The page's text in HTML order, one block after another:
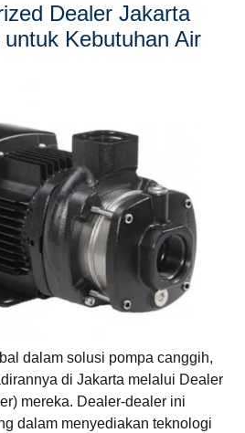
Dealer Jakarta
Kebutuhan Air
dalam solusi pompa canggih,
di Jakarta melalui Dealer
mereka. Dealer-dealer ini
dalam menyediakan teknologi